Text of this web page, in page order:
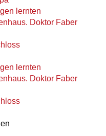
lernten
Doktor Faber
lernten
Doktor Faber